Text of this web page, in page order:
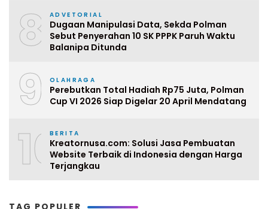
8 ADVETORIAL
Dugaan Manipulasi Data, Sekda Polman
Sebut Penyerahan 10 SK PPPK Paruh Waktu
Balanipa Ditunda
9 OLAHRAGA
Perebutkan Total Hadiah Rp75 Juta, Polman
Cup VI 2026 Siap Digelar 20 April Mendatang
10BERITA
Kreatornusa.com: Solusi Jasa Pembuatan
Website Terbaik di Indonesia dengan Harga
Terjangkau